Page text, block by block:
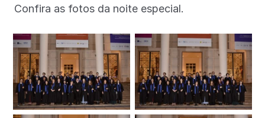
Confira as fotos da noite especial.